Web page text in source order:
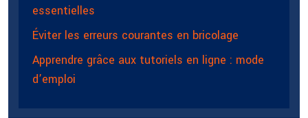
essentielles
Éviter les erreurs courantes en bricolage
Apprendre grâce aux tutoriels en ligne : mode
d’emploi